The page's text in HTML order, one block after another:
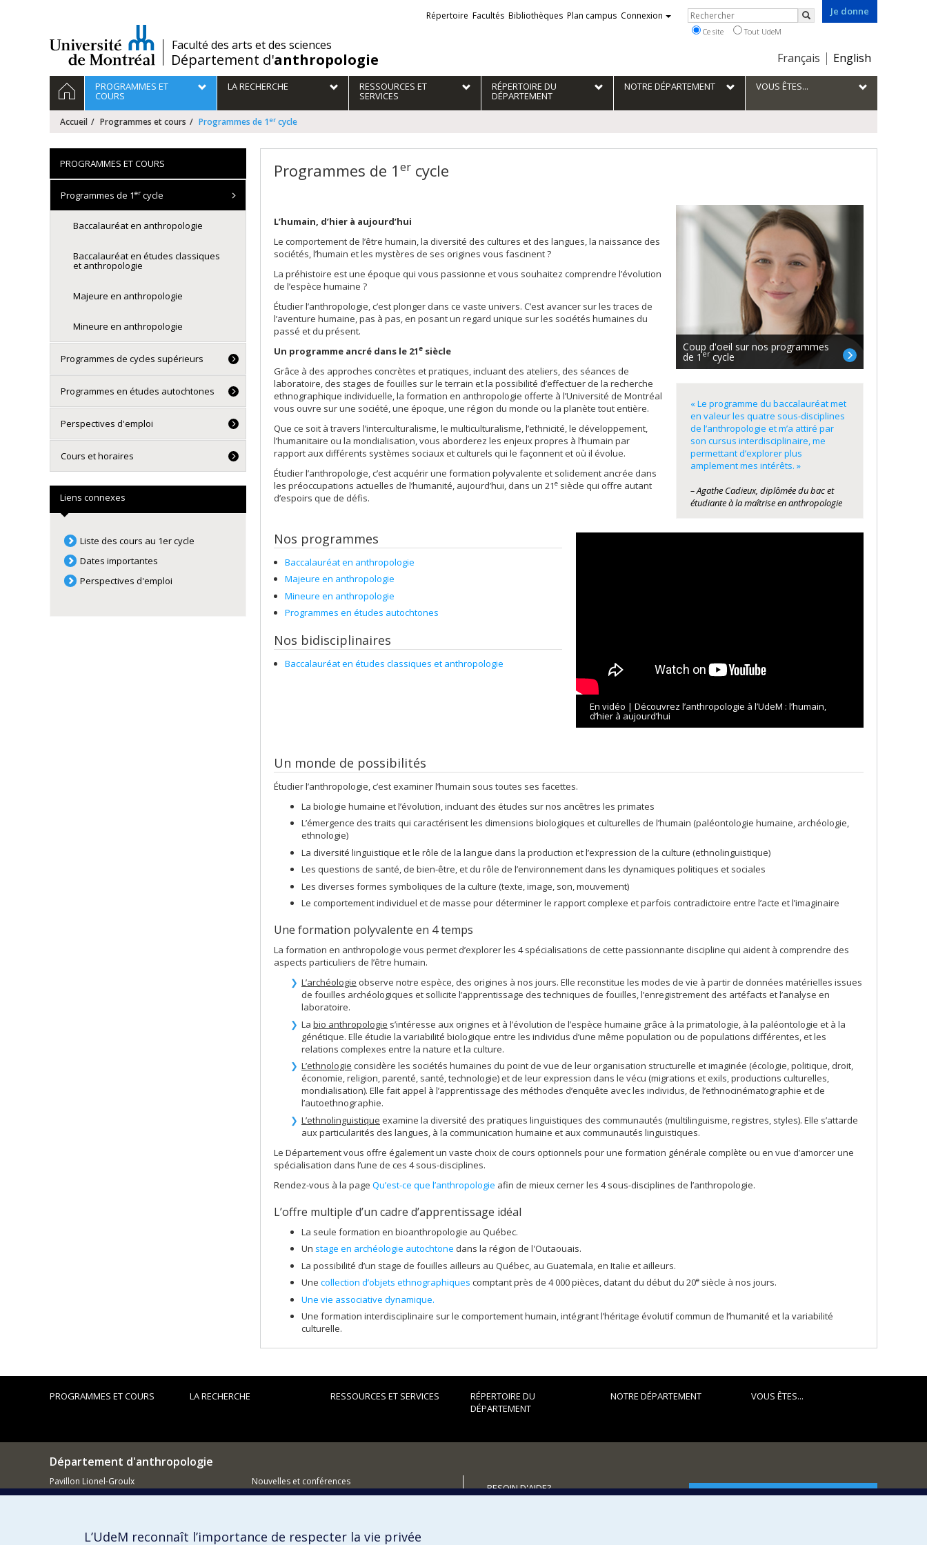
/Faculté des arts et des sciences
Département d'anthropologie
Je donne
Choix
la
langue
Français English
Liens
externes
Répertoire Facultés Bibliothèques Plan campus Connexion Rechercher
Rechercher
Ce site Tout UdeM
Navigation
principale
ACCUEILPROGRAMMES ET
COURS
LA RECHERCHE RESSOURCES ET
SERVICES
RÉPERTOIRE DU
DÉPARTEMENT
NOTRE DÉPARTEMENT VOUS ÊTES...
Accueil Programmes et cours Programmes de 1er cycle
Programmes de 1 er cycle
L’humain, d’hier à aujourd’hui
Le comportement de l’être humain, la diversité des cultures et des langues, la naissance des
sociétés, l’humain et les mystères de ses origines vous fascinent ?
La préhistoire est une époque qui vous passionne et vous souhaitez comprendre l’évolution
de l’espèce humaine ?
Étudier l’anthropologie, c’est plonger dans ce vaste univers. C’est avancer sur les traces de
l’aventure humaine, pas à pas, en posant un regard unique sur les sociétés humaines du
passé et du présent.
Un programme ancré dans le 21e siècle
Grâce à des approches concrètes et pratiques, incluant des ateliers, des séances de
laboratoire, des stages de fouilles sur le terrain et la possibilité d’effectuer de la recherche
ethnographique individuelle, la formation en anthropologie offerte à l’Université de Montréal
vous ouvre sur une société, une époque, une région du monde ou la planète tout entière.
Que ce soit à travers l’interculturalisme, le multiculturalisme, l’ethnicité, le développement,
l’humanitaire ou la mondialisation, vous aborderez les enjeux propres à l’humain par
rapport aux différents systèmes sociaux et culturels qui le façonnent et où il évolue.
Étudier l’anthropologie, c’est acquérir une formation polyvalente et solidement ancrée dans
les préoccupations actuelles de l’humanité, aujourd’hui, dans un 21e siècle qui offre autant
d’espoirs que de défis.
Coup d'oeil sur nos programmes
de 1ercycle
« Le programme du baccalauréat met
en valeur les quatre sous-disciplines
de l’anthropologie et m’a attiré par
son cursus interdisciplinaire, me
permettant d’explorer plus
amplement mes intérêts. »
– Agathe Cadieux, diplômée du bac et
étudiante à la maîtrise en anthropologie
Nos programmes
Baccalauréat en anthropologie
Majeure en anthropologie
Mineure en anthropologie
Programmes en études autochtones
Nos bidisciplinaires
Baccalauréat en études classiques et anthropologie
En vidéo | Découvrez l’anthropologie à l’UdeM : l’humain,
d’hier à aujourd’hui
Un monde de possibilités
Étudier l’anthropologie, c’est examiner l’humain sous toutes ses facettes.
La biologie humaine et l’évolution, incluant des études sur nos ancêtres les primates
L’émergence des traits qui caractérisent les dimensions biologiques et culturelles de l’humain (paléontologie humaine, archéologie,
ethnologie)
La diversité linguistique et le rôle de la langue dans la production et l’expression de la culture (ethnolinguistique)
Les questions de santé, de bien-être, et du rôle de l’environnement dans les dynamiques politiques et sociales
Les diverses formes symboliques de la culture (texte, image, son, mouvement)
Le comportement individuel et de masse pour déterminer le rapport complexe et parfois contradictoire entre l’acte et l’imaginaire
Une formation polyvalente en 4 temps
La formation en anthropologie vous permet d’explorer les 4 spécialisations de cette passionnante discipline qui aident à comprendre des
aspects particuliers de l’être humain.
L’archéologie observe notre espèce, des origines à nos jours. Elle reconstitue les modes de vie à partir de données matérielles issues
de fouilles archéologiques et sollicite l’apprentissage des techniques de fouilles, l’enregistrement des artéfacts et l’analyse en
laboratoire.
La bio anthropologie s’intéresse aux origines et à l’évolution de l’espèce humaine grâce à la primatologie, à la paléontologie et à la
génétique. Elle étudie la variabilité biologique entre les individus d’une même population ou de populations différentes, et les
relations complexes entre la nature et la culture.
L’ethnologie considère les sociétés humaines du point de vue de leur organisation structurelle et imaginée (écologie, politique, droit,
économie, religion, parenté, santé, technologie) et de leur expression dans le vécu (migrations et exils, productions culturelles,
mondialisation). Elle fait appel à l’apprentissage des méthodes d’enquête avec les individus, de l’ethnocinématographie et de
l’autoethnographie.
L’ethnolinguistique examine la diversité des pratiques linguistiques des communautés (multilinguisme, registres, styles). Elle s’attarde
aux particularités des langues, à la communication humaine et aux communautés linguistiques.
Le Département vous offre également un vaste choix de cours optionnels pour une formation générale complète ou en vue d’amorcer une
spécialisation dans l’une de ces 4 sous-disciplines.
Rendez-vous à la page Qu’est-ce que l’anthropologie afin de mieux cerner les 4 sous-disciplines de l’anthropologie.
L’offre multiple d’un cadre d’apprentissage idéal
La seule formation en bioanthropologie au Québec.
Un stage en archéologie autochtone dans la région de l'Outaouais.
La possibilité d’un stage de fouilles ailleurs au Québec, au Guatemala, en Italie et ailleurs.
Une collection d’objets ethnographiques comptant près de 4 000 pièces, datant du début du 20e siècle à nos jours.
Une vie associative dynamique.
Une formation interdisciplinaire sur le comportement humain, intégrant l’héritage évolutif commun de l’humanité et la variabilité
culturelle.
PROGRAMMES ET COURS
Programmes de 1er cycle
Baccalauréat en anthropologie
Baccalauréat en études classiques
et anthropologie
Majeure en anthropologie
Mineure en anthropologie
Programmes de cycles supérieurs
Programmes en études autochtones
Perspectives d'emploi
Cours et horaires
Liens connexes
Liste des cours au 1er cycle
Dates importantes
Perspectives d'emploi
PROGRAMMES ET COURS LA RECHERCHE RESSOURCES ET SERVICES
RÉPERTOIRE DU
DÉPARTEMENT
NOTRE DÉPARTEMENT VOUS ÊTES...
Département d'anthropologie
Pavillon Lionel-Groulx
514 343-6560
Nouvelles et conférences
BESOIN D'AIDE?
FACULTÉ DES ARTS ET DES SCIENCES
L’UdeM reconnaît l’importance de respecter la vie privée